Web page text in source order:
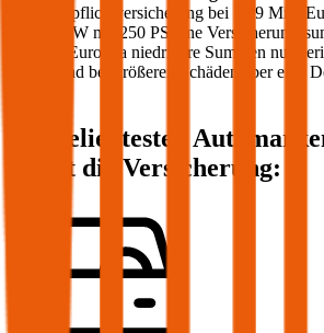
Kfz-Haftpflichtversicherung bei 7,79 Mio.
Ihren PKW mit
250 PS eine
20 Mio. Euro, da niedrigere Summen nur
kosten und bei größeren Schäden aber eine
Die beliebtesten
kostet die Versicherung: